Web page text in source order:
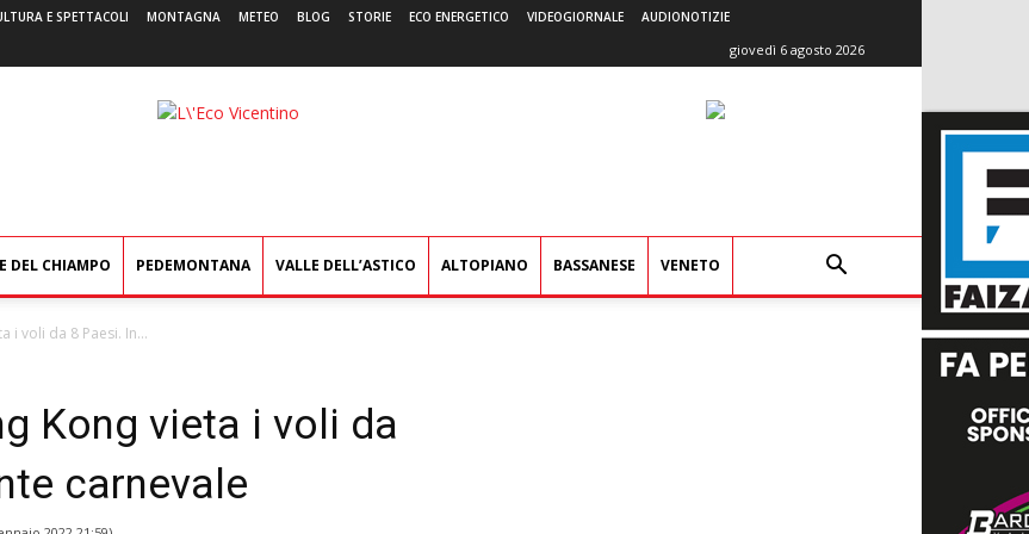
E SPETTACOLI MONTAGNA METEO BLOG STORIE ECO ENERGETICO VIDEOGIORNALE AUDIONOTIZIE
giovedì 6 agosto 2026
L'Eco
DEL CHIAMPO PEDEMONTANA VALLE DELL’ASTICO ALTOPIANO BASSANESE VENETO
i voli da 8 Paesi. In...
Kong vieta i voli da
carnevale